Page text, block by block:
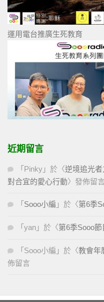
運用電台推廣生死教育
近期留言
「 Pinky 」於〈逆境追光
對合宜的愛心行動〉發佈留言
「 Sooo小編 」於〈第6季
「 yan 」於〈第6季Sooo
「 Sooo小編 」於〈教會年
佈留言